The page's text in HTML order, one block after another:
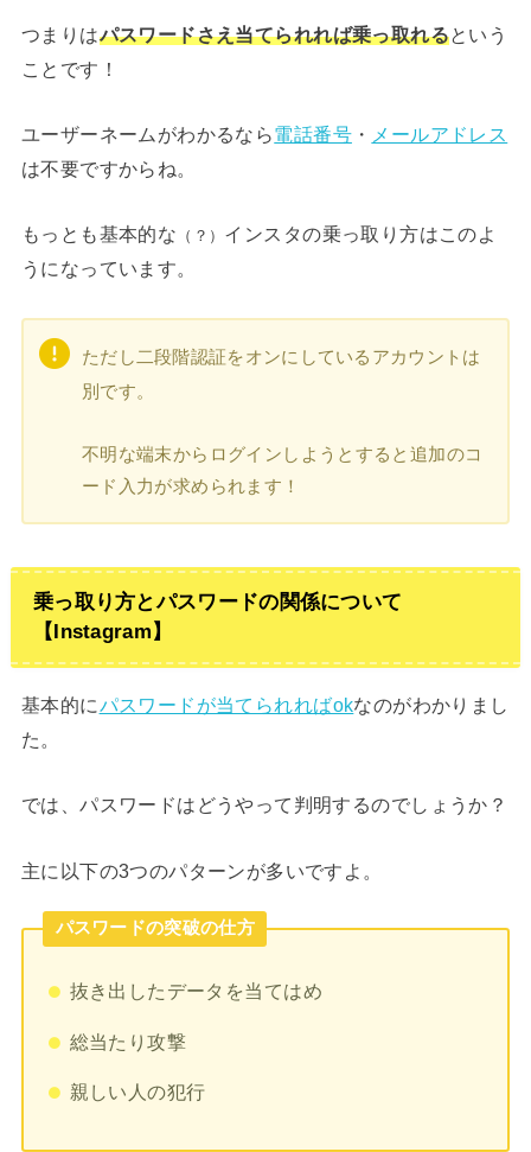
つまりはパスワードさえ当てられれば乗っ取れるという
ことです！
ユーザーネームがわかるなら電話番号・ メールアドレス
は不要ですからね。
もっとも基本的な （？） インスタの乗っ取り方はこのよ
うになっています。
ただし二段階認証をオンにしているアカウントは
別です。
不明な端末からログインしようとすると追加のコ
ード入力が求められます！
乗っ取り方とパスワードの関係について
【Instagram】
基本的にパスワードが当てられればokなのがわかりまし
た。
では、パスワードはどうやって判明するのでしょうか？
主に以下の3つのパターンが多いですよ。
パスワードの突破の仕方
抜き出したデータを当てはめ
総当たり攻撃
親しい人の犯行